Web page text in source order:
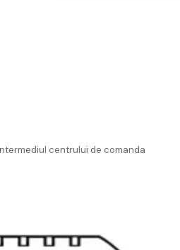
centrului de comanda